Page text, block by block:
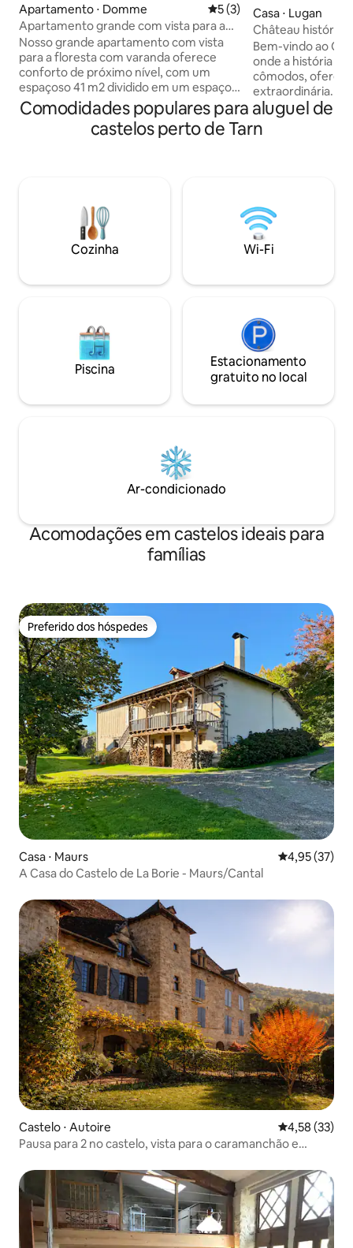
Apartamento ⋅ Domme 5 de uma avaliação média
5 (3)
Apartamento grande com vista para a
floresta e varanda
Nosso grande apartamento com vista
para a floresta com varanda oferece
conforto de próximo nível, com um
espaçoso 41 m2 dividido em um espaço
moderno em plano aberto. Tenha todas
as comodidades e quartos que você
precisa para uma estadia relaxante
Internet Super alta velocidade gratuita
(Starlink) · Cozinha aberta equipada
completa · Banheiro separado com
Casa ⋅ Lugan
Château histórico
churrasco,
Bem-vindo ao
onde a história
cômodos,
extraordinária.
zona rural
século XV é um
e charme. No
hidromassagem e
seus para
reflexão
encontros
Comodidades populares para aluguel de
castelos perto de Tarn
Cozinha Wi-Fi
Piscina
Estacionamento
gratuito no local
Ar-condicionado
Acomodações em castelos ideais para
famílias
Preferido dos hóspedes
Preferido dos hóspedes
Casa ⋅ Maurs 4,95 de uma
4,95 (37)
A Casa do Castelo de La Borie - Maurs/Cantal
Castelo ⋅ Autoire 4,58 de uma
4,58 (33)
Pausa para 2 no castelo, vista para o caramanchão e